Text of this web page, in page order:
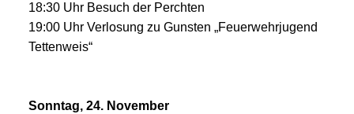
18:30 Uhr Besuch der Perchten
19:00 Uhr Verlosung zu Gunsten „Feuerwehrjugend
Tettenweis“
Sonntag, 24. November